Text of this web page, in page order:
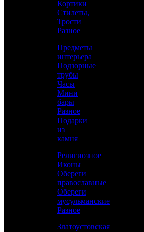
23 февраля
15 950 р.
Сравнить товар
Рассчитать доставку СДЭК
РАССЧИТАТЬ
Ручка Диаметр
Кортики
Стилеты,
Трости
Разное
Предметы
интерьера
Подзорные
трубы
Часы
Мини
бары
Разное
Подарки
из
камня
Религиозное
Иконы
Обереги
православные
Обереги
мусульманские
Разное
Златоустовская